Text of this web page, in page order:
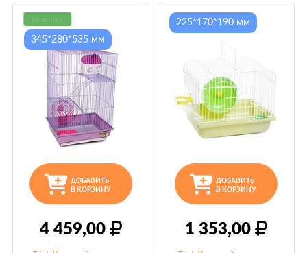
новинка
ДОБАВИТЬ
В КОРЗИНУ
4 459,00
345*280*535 мм
ДОБАВИТЬ
В КОРЗИНУ
1 353,00
225*170*190 мм